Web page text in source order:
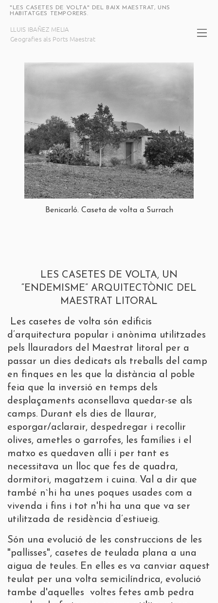
"LES CASETES DE VOLTA" DEL BAIX MAESTRAT, UNS
HABITATGES TEMPORERS.
Benicarló. Caseta de volta a Surrach
LES CASETES DE VOLTA, UN
“ENDEMISME” ARQUITECTÒNIC DEL
MAESTRAT LITORAL
Les casetes de volta són edificis
d’arquitectura popular i anònima utilitzades
pels llauradors del Maestrat litoral per a
passar un dies dedicats als treballs del camp
en finques en les que la distància al poble
feia que la inversió en temps dels
desplaçaments aconsellava quedar-se als
camps. Durant els dies de llaurar,
esporgar/aclarair, despedregar i recollir
olives, ametles o garrofes, les famílies i el
matxo es quedaven allí i per tant es
necessitava un lloc que fes de quadra,
dormitori, magatzem i cuina. Val a dir que
també n`hi ha unes poques usades com a
vivenda i fins i tot n'hi ha una que va ser
utilitzada de residència d’estiueig.
Són una evolució de les construccions de les
"pallisses", casetes de teulada plana a una
aigua de teules. En elles es va canviar aquest
teulat per una volta semicilíndrica, evolució
tambe d'aquelles voltes fetes amb pedra